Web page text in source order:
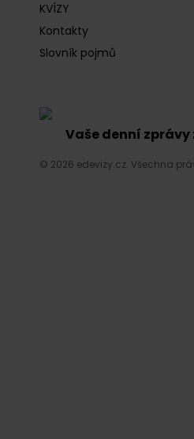
KVÍZY
Kontakty
Slovník pojmů
Vaše denní
© 2026 edevizy.cz. Všechna